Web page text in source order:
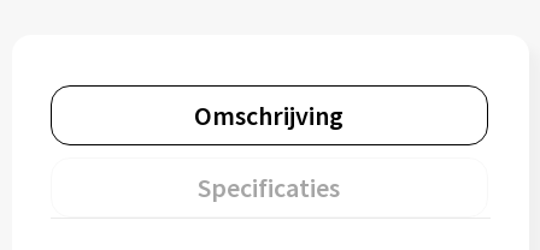
Omschrijving
Specificaties